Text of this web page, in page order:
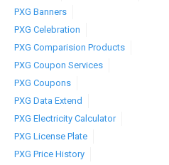
PXG Banners
PXG Celebration
PXG Comparision Products
PXG Coupon Services
PXG Coupons
PXG Data Extend
PXG Electricity Calculator
PXG License Plate
PXG Price History